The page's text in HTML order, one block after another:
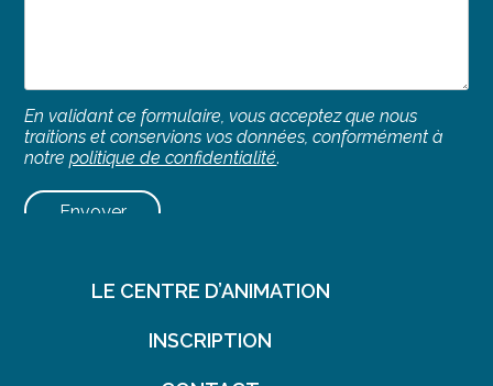
LE CENTRE D’ANIMATION
INSCRIPTION
En validant ce formulaire, vous acceptez que nous
traitions et conservions vos données, conformément à
notrepolitique de confidentialité.
LIENS UTILES
Projet éducatif